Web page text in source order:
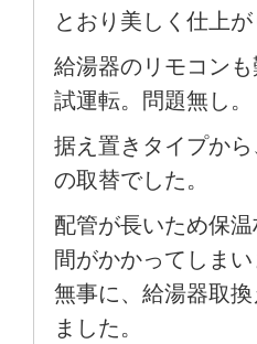
とおり美しく仕上
給湯器のリモコン
試運転。問題無し。
据え置きタイプか
の取替でした。
配管が長いため保
間がかかってしま
無事に、給湯器取
ました。